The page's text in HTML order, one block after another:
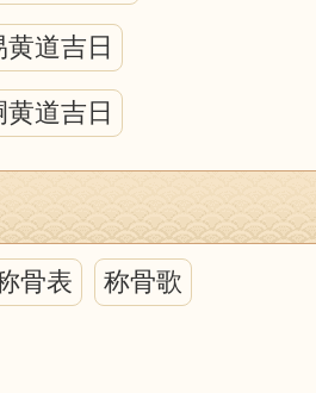
中，蕴藏着万物消长
的物候原理。因此，
系中，离不开日月星
代的历法正是为这种研
空背景。
虽然充满迷信色
，但它包含我国古代
自然生态等诸多方面
道吉日
道吉日
骨表 称骨歌